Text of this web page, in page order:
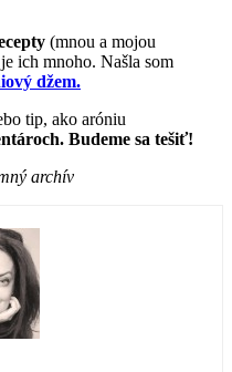
(mnou a mojou
ich mnoho. Našla som
džem.
tip, ako aróniu
Budeme sa tešiť!
archív